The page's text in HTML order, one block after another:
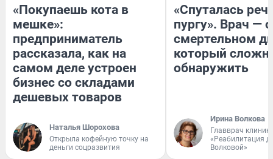
«Покупаешь кота в
мешке»:
предприниматель
рассказала, как на
самом деле устроен
бизнес со складами
дешевых товаров
Наталья Шорохова
Открыла кофейную точку на
деньги соцразвития
«Спуталась
пургу». Врач — о
смертельном
который
обнаружить
Ирина Волкова
Главврач
«Реабилитация
Волковой»